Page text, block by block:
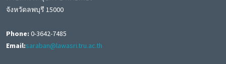
จังหวัดลพบุรี 15000
Phone: 0-3642-7485
Email:saraban@lawasri.tru.ac.th